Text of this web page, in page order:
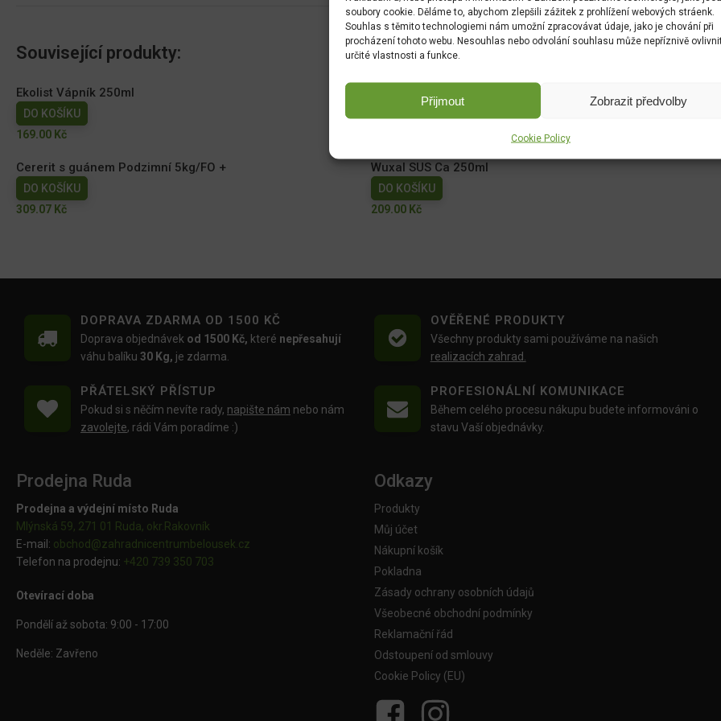
soubory cookie. Děláme to, abychom zlepšili zážitek z prohlížení webových stráenk.
Souhlas s těmito technologiemi nám umožní zpracovávat údaje, jako je chování při
procházení tohoto webu. Nesouhlas nebo odvolání souhlasu může nepříznivě
určité vlastnosti a funkce.
Přijmout Zobrazit předvolby
Cookie Policy
Související produkty:
Ekolist Vápník 250ml
DO KOŠÍKU
169.00 Kč
NATURA Kapalné hnojivo na vyvýšené záhony 1l
Cererit s guánem Podzimní 5kg/FO +
DO KOŠÍKU
309.07 Kč
Wuxal SUS Ca 250ml
DO KOŠÍKU
209.00 Kč
DOPRAVA ZDARMA OD 1500 KČ
Doprava objednávek od 1500 Kč, které nepřesahují
váhu balíku30 Kg, je zdarma.
OVĚŘENÉ PRODUKTY
Všechny produkty sami používáme na našich
realizacích zahrad.
PŘÁTELSKÝ PŘÍSTUP
Pokud si s něčím nevíte rady, napište nám nebo nám
zavolejte, rádi Vám poradíme :)
PROFESIONÁLNÍ KOMUNIKACE
Během celého procesu nákupu budete informováni o
stavu Vaší objednávky.
Prodejna Ruda
Prodejna a výdejní místo Ruda
Mlýnská 59, 271 01 Ruda, okr.Rakovník
E-mail: obchod@zahradnicentrumbelousek.cz
Telefon na prodejnu: +420 739 350 703
Otevírací doba
Pondělí až sobota: 9:00 - 17:00
Neděle: Zavřeno
Odkazy
Produkty
Můj účet
Nákupní košík
Pokladna
Zásady ochrany osobních údajů
Všeobecné obchodní podmínky
Reklamační řád
Odstoupení od smlouvy
Cookie Policy (EU)